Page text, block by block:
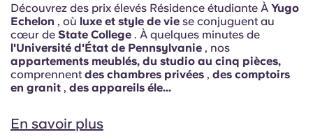
Découvrez des prix élevés Résidence étudiante À Yugo
Echelon , où luxe et style de vie se conjuguent au
cœur de State College . À quelques minutes de
l'Université d'État de Pennsylvanie , nos
appartements meublés, du studio au cinq pièces,
comprennent des chambres privées , des comptoirs
en granit , des appareils éle...
En savoir plus